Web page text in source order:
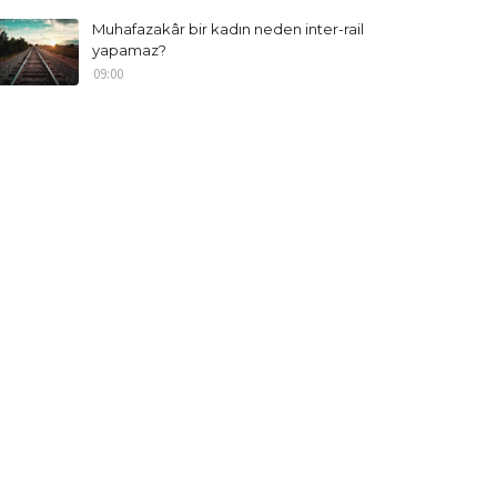
Muhafazakâr bir kadın neden inter-rail
yapamaz?
09:00